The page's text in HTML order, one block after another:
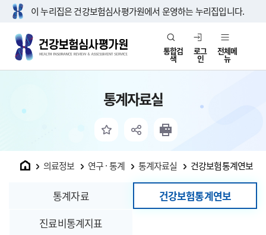
이 누리집은 건강보험심사평가원에서 운영하는 누리집입니다.
통합검
색
로그
인
전체메
뉴
통계자료실
홈 의료정보 연구 · 통계 통계자료실 건강보험통계연보
통계자료
건강보험통계연보
진료비통계지표